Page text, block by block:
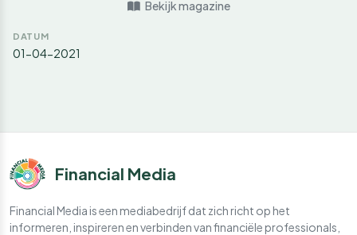
Bekijk magazine
DATUM
01-04-2021
Financial Media
Financial Media is een mediabedrijf dat zich richt op het
informeren, inspireren en verbinden van financiële professionals,